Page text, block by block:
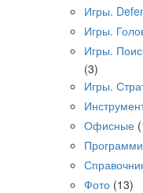
Игры.
Игры.
Игры.
(3)
Игры.
Офисные
Фото (13)